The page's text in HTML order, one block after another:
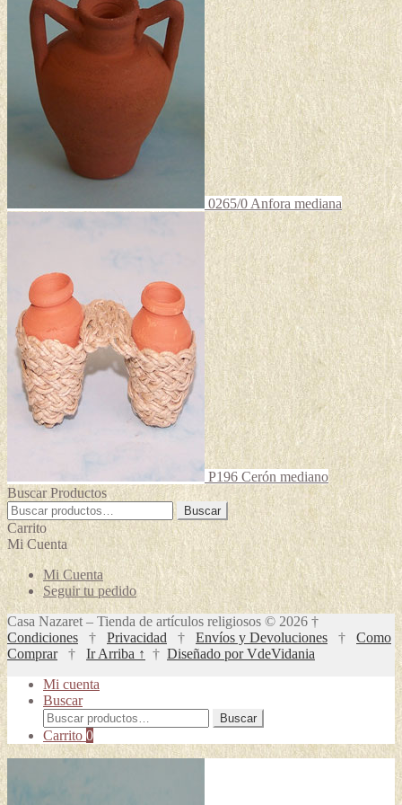
0265/0 Anfora mediana
P196 Cerón mediano
Buscar Productos
Buscar
por:
Buscar
Carrito
Mi Cuenta
Mi Cuenta
Seguir tu pedido
Casa Nazaret – Tienda de artículos religiosos © 2026 †
Condiciones † Privacidad † Envíos y Devoluciones † Como
Comprar† Ir Arriba ↑ † Diseñado por VdeVidania
Mi cuenta
Buscar
Buscar
por:
Buscar
Carrito 0